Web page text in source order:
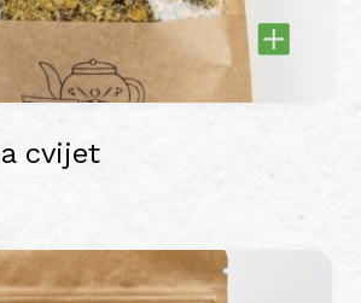
cvijet